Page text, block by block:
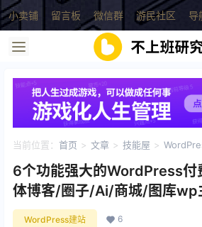
小卖铺 留言板 微信群 游民社区 导
当前位置： 首页 > 文章 > 技能屋 >
6个功能强大的WordPress付
体博客/圈子/Ai/商城/图库wp
WordPress建站 6